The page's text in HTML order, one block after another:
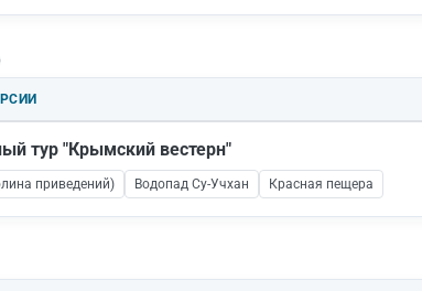
тур "Крымский вестерн"
приведений) Водопад Су-Учхан Красная пещера